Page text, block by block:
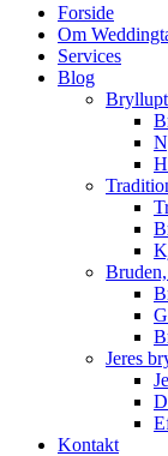
Forside
Om
Services
Blog
Jeres
Kontakt